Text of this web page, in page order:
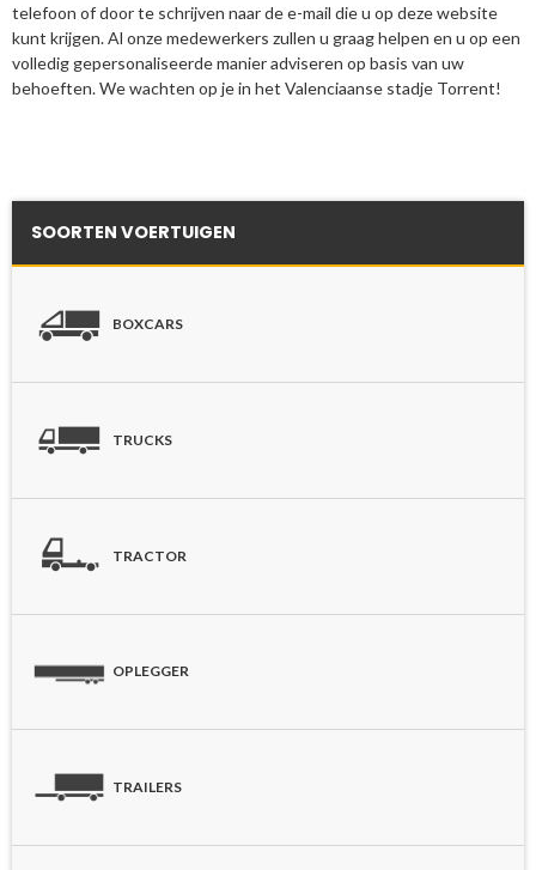
telefoon of door te schrijven naar de e-mail die u op deze website
kunt krijgen. Al onze medewerkers zullen u graag helpen en u op een
volledig gepersonaliseerde manier adviseren op basis van uw
behoeften. We wachten op je in het Valenciaanse stadje Torrent!
SOORTEN VOERTUIGEN
BOXCARS
TRUCKS
TRACTOR
OPLEGGER
TRAILERS